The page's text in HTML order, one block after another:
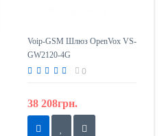
Voip-GSM Шлюз OpenVox VS-
GW2120-4G
0
38 208грн.